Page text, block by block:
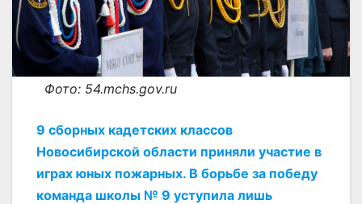
Фото: 54.mchs.gov.ru
9 сборных кадетских классов
Новосибирской области приняли участие в
играх юных пожарных. В борьбе за победу
команда школы № 9 уступила лишь